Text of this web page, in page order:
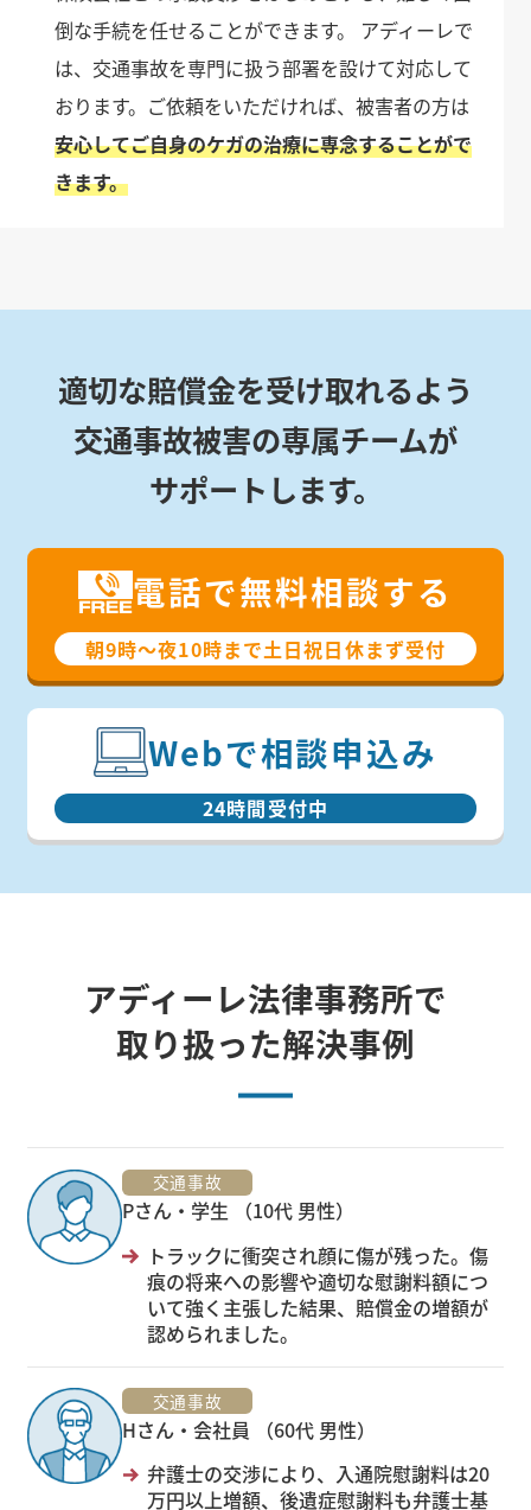
倒な手続を任せることができます。 アディーレで
は、交通事故を専門に扱う部署を設けて対応して
おります。ご依頼をいただければ、被害者の方は
安心してご自身のケガの治療に専念することがで
きます。
適切な賠償金を受け取れるよう
交通事故被害の専属チームが
サポートします。
電話で無料相談する
朝9時〜夜10時まで⼟⽇祝⽇休まず受付
Webで相談申込み
24時間受付中
アディーレ法律事務所で
取り扱った解決事例
交通事故
Pさん・学生 （10代 男性）
トラックに衝突され顔に傷が残った。傷
痕の将来への影響や適切な慰謝料額につ
いて強く主張した結果、賠償金の増額が
認められました。
交通事故
Hさん・会社員 （60代 男性）
弁護士の交渉により、入通院慰謝料は20
万円以上増額、後遺症慰謝料も弁護士基